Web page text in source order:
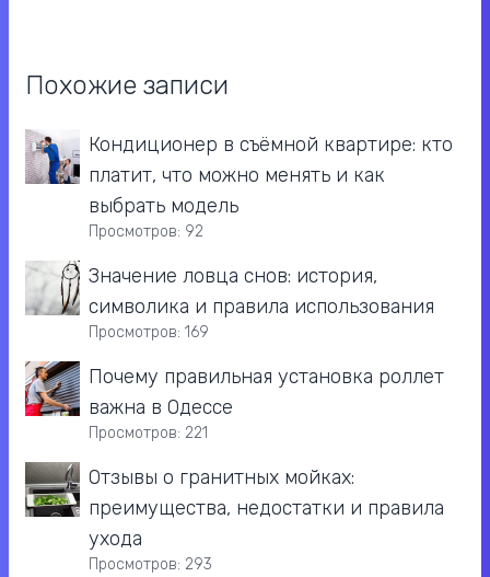
Похожие записи
Кондиционер в съёмной квартире: кто
платит, что можно менять и как
выбрать модель
Просмотров: 92
Значение ловца снов: история,
символика и правила использования
Просмотров: 169
Почему правильная установка роллет
важна в Одессе
Просмотров: 221
Отзывы о гранитных мойках:
преимущества, недостатки и правила
ухода
Просмотров: 293